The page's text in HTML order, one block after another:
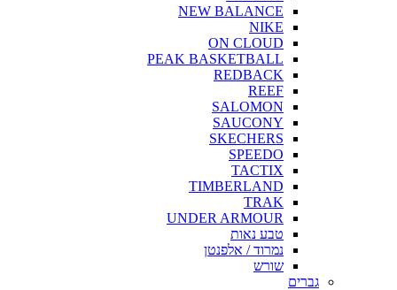
NEW BALANCE
NIKE
ON CLOUD
PEAK BASKETBALL
REDBACK
REEF
SALOMON
SAUCONY
SKECHERS
SPEEDO
TACTIX
TIMBERLAND
TRAK
UNDER ARMOUR
טבע נאות
נמרוד / אלפנטן
שורש
גברים